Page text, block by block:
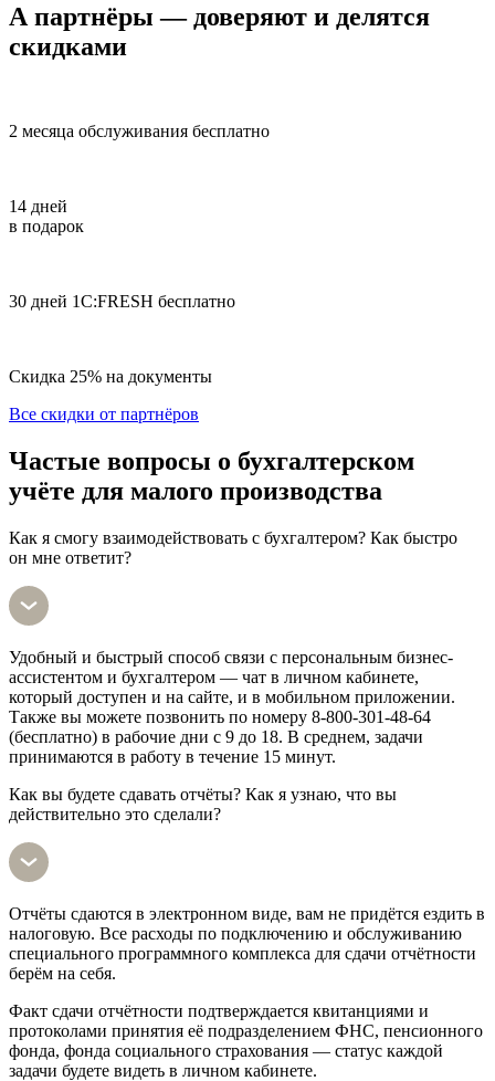
А партнёры — доверяют и делятся
скидками
2 месяца обслуживания бесплатно
14 дней
в подарок
30 дней 1С:FRESH бесплатно
Скидка 25% на документы
Все скидки от партнёров
Частые вопросы о бухгалтерском
учёте для малого производства
Как я смогу взаимодействовать с бухгалтером? Как быстро
он мне ответит?
Удобный и быстрый способ связи с персональным бизнес-
ассистентом и бухгалтером — чат в личном кабинете,
который доступен и на сайте, и в мобильном приложении.
Также вы можете позвонить по номеру 8-800-301-48-64
(бесплатно) в рабочие дни с 9 до 18. В среднем, задачи
принимаются в работу в течение 15 минут.
Как вы будете сдавать отчёты? Как я узнаю, что вы
действительно это сделали?
Отчёты сдаются в электронном виде, вам не придётся ездить в
налоговую. Все расходы по подключению и обслуживанию
специального программного комплекса для сдачи отчётности
берём на себя.
Факт сдачи отчётности подтверждается квитанциями и
протоколами принятия её подразделением ФНС, пенсионного
фонда, фонда социального страхования — статус каждой
задачи будете видеть в личном кабинете.